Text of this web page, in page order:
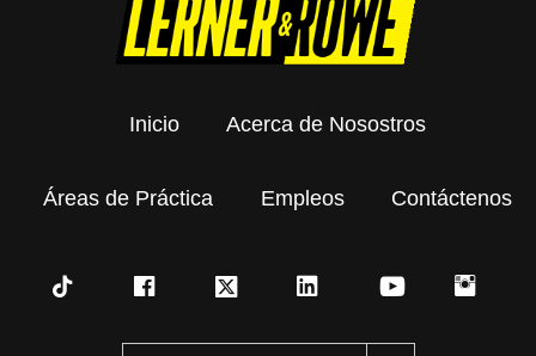
Inicio Acerca de Nosostros
Áreas de Práctica Empleos Contáctenos